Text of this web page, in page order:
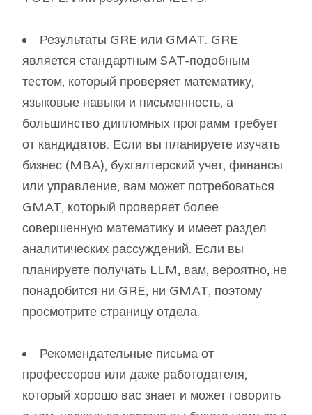
Результаты GRE или GMAT. GRE
является стандартным SAT-подобным
тестом, который проверяет математику,
языковые навыки и письменность, а
большинство дипломных программ требует
от кандидатов. Если вы планируете изучать
бизнес (MBA), бухгалтерский учет, финансы
или управление, вам может потребоваться
GMAT, который проверяет более
совершенную математику и имеет раздел
аналитических рассуждений. Если вы
планируете получать LLM, вам, вероятно, не
понадобится ни GRE, ни GMAT, поэтому
просмотрите страницу отдела.
Рекомендательные письма от
профессоров или даже работодателя,
который хорошо вас знает и может говорить